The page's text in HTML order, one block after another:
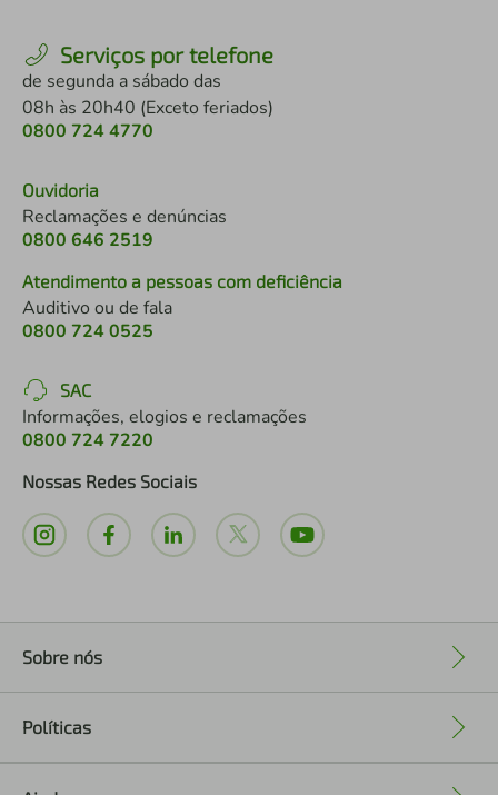
Serviços por telefone
de segunda a sábado das
08h às 20h40 (Exceto feriados)
0800 724 4770
Ouvidoria
Reclamações e denúncias
0800 646 2519
Atendimento a pessoas com deficiência
Auditivo ou de fala
0800 724 0525
SAC
Informações, elogios e reclamações
0800 724 7220
Nossas Redes Sociais
Sobre nós
Políticas